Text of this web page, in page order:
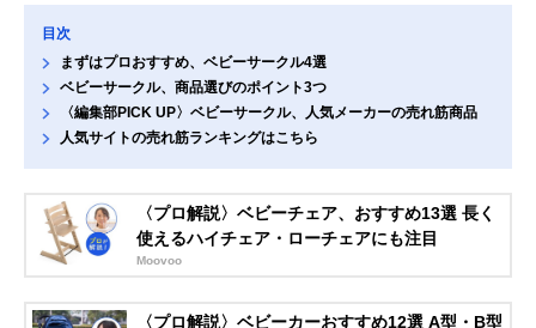
目次
まずはプロおすすめ、ベビーサークル4選
ベビーサークル、商品選びのポイント3つ
〈編集部PICK UP〉ベビーサークル、人気メーカーの売れ筋商品
人気サイトの売れ筋ランキングはこちら
〈プロ解説〉ベビーチェア、おすすめ13選 長く
使えるハイチェア・ローチェアにも注目
Moovoo
〈プロ解説〉ベビーカーおすすめ12選 A型・B型